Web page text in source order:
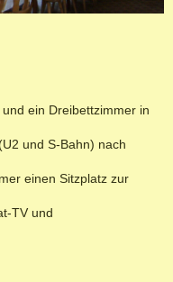
ein Dreibettzimmer in
und S-Bahn) nach
einen Sitzplatz zur
TV und